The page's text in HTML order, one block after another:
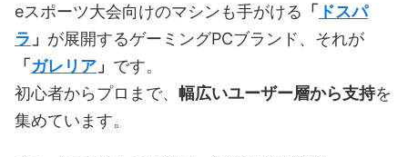
eスポーツ大会向けのマシンも手がける 「 ドスパ
ラ 」 が展開するゲーミングPCブランド、それが
「ガレリア 」 です。
初心者からプロまで、 幅広いユーザー層から支持を
集めています。